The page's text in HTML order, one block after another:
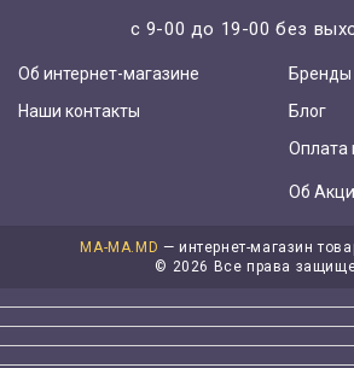
с 9-00 до 19-00 без
Об интернет-магазине
Наши контакты
Бренды
Блог
Оплата
Об
MA-MA.MD — интернет-магазин
© 2026 Все права